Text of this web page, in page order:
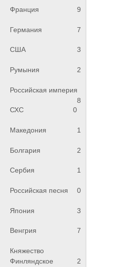
Франция 9
Германия 7
США 3
Румыния 2
Российская империя
8
СХС
0
Македония 1
Болгария 2
Сербия 1
Российская песня 0
Япония 3
Венгрия 7
Княжество
Финляндское
2